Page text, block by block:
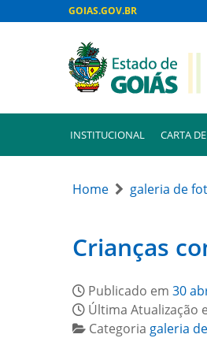
GOIAS.GOV.BR
INSTITUCIONAL CARTA
Home galeria de
Crianças
Publicado em 30
Última Atualização
Categoria galeria